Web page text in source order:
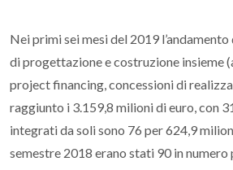
Nei primi sei mesi del 2019
di progettazione e costruzione insieme
project financing, concessioni di
raggiunto i 3.159,8 milioni di euro, con
integrati da soli sono 76 per 624,9
semestre 2018 erano stati 90 in numero